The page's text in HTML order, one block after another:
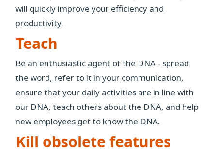
will quickly improve your efficiency and
productivity.
Teach
Be an enthusiastic agent of the DNA - spread
the word, refer to it in your communication,
ensure that your daily activities are in line with
our DNA, teach others about the DNA, and help
new employees get to know the DNA.
Kill obsolete features